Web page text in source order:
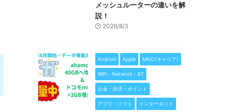
メッシュルーターの違いを解
説！
2026/8/3
Android Apple MNO(キャリア)
WiFi・Network・BT
お金・決済・ポイント
アプリ・ソフト インターネット